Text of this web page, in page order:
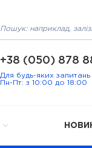
+38 (050) 878
Для будь-яких запитань
Пн-Пт: з 10:00 до 18:00